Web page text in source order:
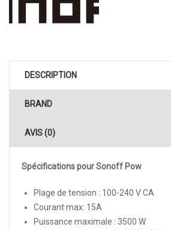
DESCRIPTION
BRAND
AVIS (0)
Spécifications pour Sonoff Pow
Plage de tension : 100-240 V CA
Courant max: 15A
Puissance maximale : 3500 W